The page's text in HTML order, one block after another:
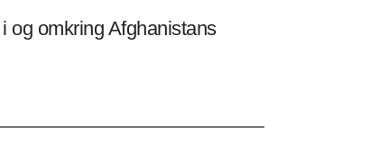
og omkring Afghanistans